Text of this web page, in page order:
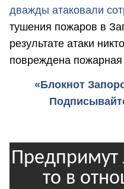
дважды атаковали
тушения пожаров в
результате атаки
повреждена пожарная
«Блокнот